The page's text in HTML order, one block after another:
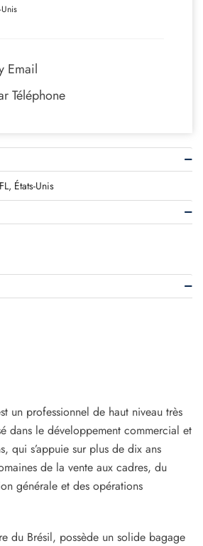
Email
Téléphone
États-Unis
un professionnel de haut niveau très
dans le développement commercial et
qui s’appuie sur plus de dix ans
de la vente aux cadres, du
générale et des opérations
du Brésil, possède un solide bagage